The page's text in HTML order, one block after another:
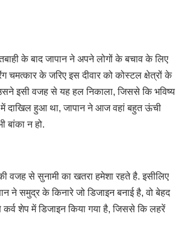
के बाद जापान ने अपने लोगों के बचाव के लिए
चमत्कार के जरिए इस दीवार को कोस्टल क्षेत्रों के
इसी वजह से यह हल निकाला, जिससे कि भविष्य
में दाखिल हुआ था, जापान ने आज वहां बहुत ऊंची
बांका न हो.
वजह से सुनामी का खतरा हमेशा रहते है. इसीलिए
ने समुद्र के किनारे जो डिजाइन बनाई है, वो बेहद
शेप में डिजाइन किया गया है, जिससे कि लहरें